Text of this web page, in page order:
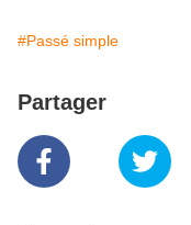
#Passé simple
Partager